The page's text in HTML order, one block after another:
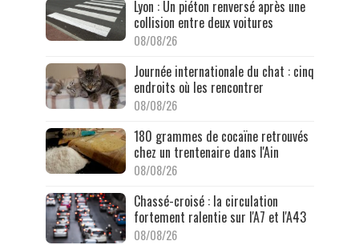
Lyon : Un piéton renversé après une
collision entre deux voitures
08/08/26
Journée internationale du chat : cinq
endroits où les rencontrer
08/08/26
180 grammes de cocaïne retrouvés
chez un trentenaire dans l'Ain
08/08/26
Chassé-croisé : la circulation
fortement ralentie sur l'A7 et l'A43
08/08/26